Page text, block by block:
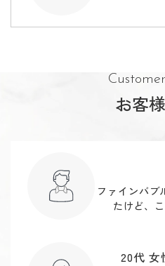
お客
ファインバブ
たけど、
20代 女